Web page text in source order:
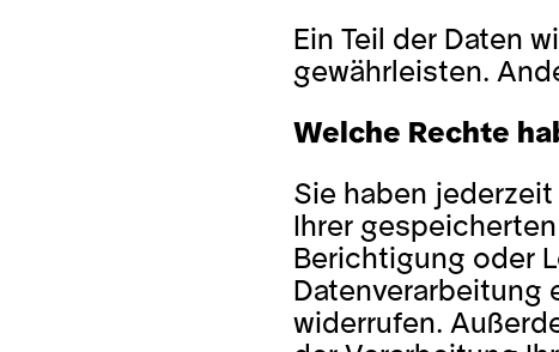
Ein Teil der Daten
gewährleisten.
Welche Rechte
Sie haben
Ihrer
Berichtigung oder
Datenverarbeitung
widerrufen.